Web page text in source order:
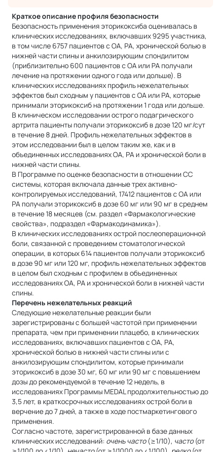
Краткое описание профиля безопасности
Безопасность применения эторикоксиба оценивалась в
клинических исследованиях, включавших 9295 участника,
в том числе 6757 пациентов с ОА, РА, хронической болью в
нижней части спины и анкилозирующим спондилитом
(приблизительно 600 пациентов с ОА или РА получали
лечение на протяжении одного года или дольше). В
клинических исследованиях профиль нежелательных
эффектов был сходным у пациентов с ОА или РА, которые
принимали эторикоксиб на протяжении 1 года или дольше.
В клиническом исследовании острого подагрического
артрита пациенты получали эторикоксиб в дозе 120 мг/сут
в течение 8 дней. Профиль нежелательных эффектов в
этом исследовании был в целом таким же, как и в
объединенных исследованиях ОА, РА и хронической боли в
нижней части спины.
В Программе по оценке безопасности в отношении СС
системы, которая включала данные трех активно-
контролируемых исследований, 17412 пациентов с ОА или
РА получали эторикоксиб в дозе 60 мг или 90 мг в среднем
в течение 18 месяцев (см. раздел «Фармакологические
свойства», подраздел «Фармакодинамика»).
В клинических исследованиях острой послеоперационной
боли, связанной с проведением стоматологической
операции, в которых 614 пациентов получали эторикоксиб
в дозе 90 мг или 120 мг, профиль нежелательных эффектов
в целом был сходным с профилем в объединенных
исследованиях ОА, РА и хронической боли в нижней части
спины.
Перечень нежелательных реакций
Следующие нежелательные реакции были
зарегистрированы с большей частотой при применении
препарата, чем при применении плацебо, в клинических
исследованиях, включавших пациентов с ОА, РА,
хронической болью в нижней части спины или с
анкилозирующим спондилитом, которые принимали
эторикоксиб в дозе 30 мг, 60 мг или 90 мг с повышением
дозы до рекомендуемой в течение 12 недель, в
исследованиях Программы MEDAL продолжительностью до
3,5 лет, в краткосрочных исследованиях острой боли в
верчение до 7 дней, а также в ходе постмаркетингового
применения.
Согласно частоте, зарегистрированной в базе данных
клинических исследований: очень часто(≥1/10), часто(от